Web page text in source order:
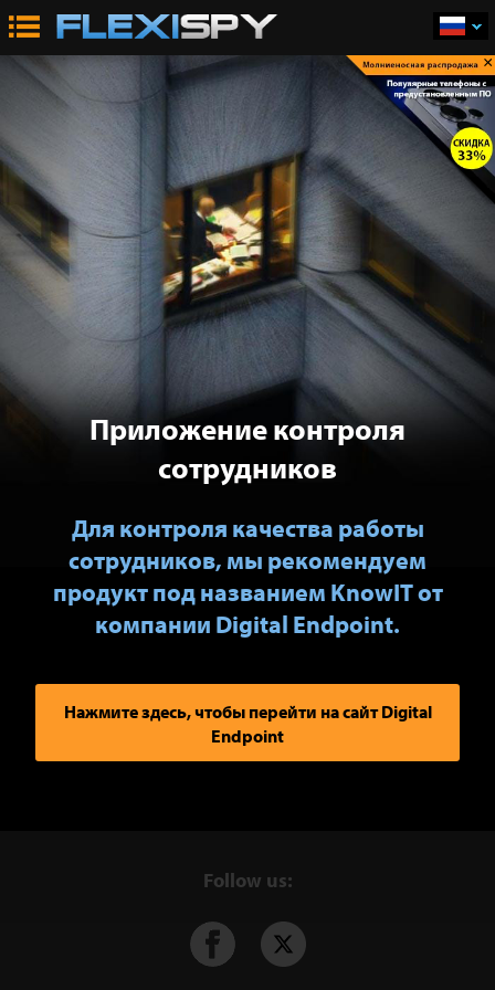
×
Приложение контроля
сотрудников
Для контроля качества работы
сотрудников, мы рекомендуем
продукт под названием KnowIT от
компании Digital Endpoint.
Нажмите здесь, чтобы перейти на сайт Digital
Endpoint
Follow us: